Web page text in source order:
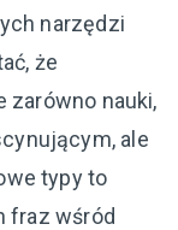
narzędzi
że
zarówno nauki,
ale
typy to
fraz wśród